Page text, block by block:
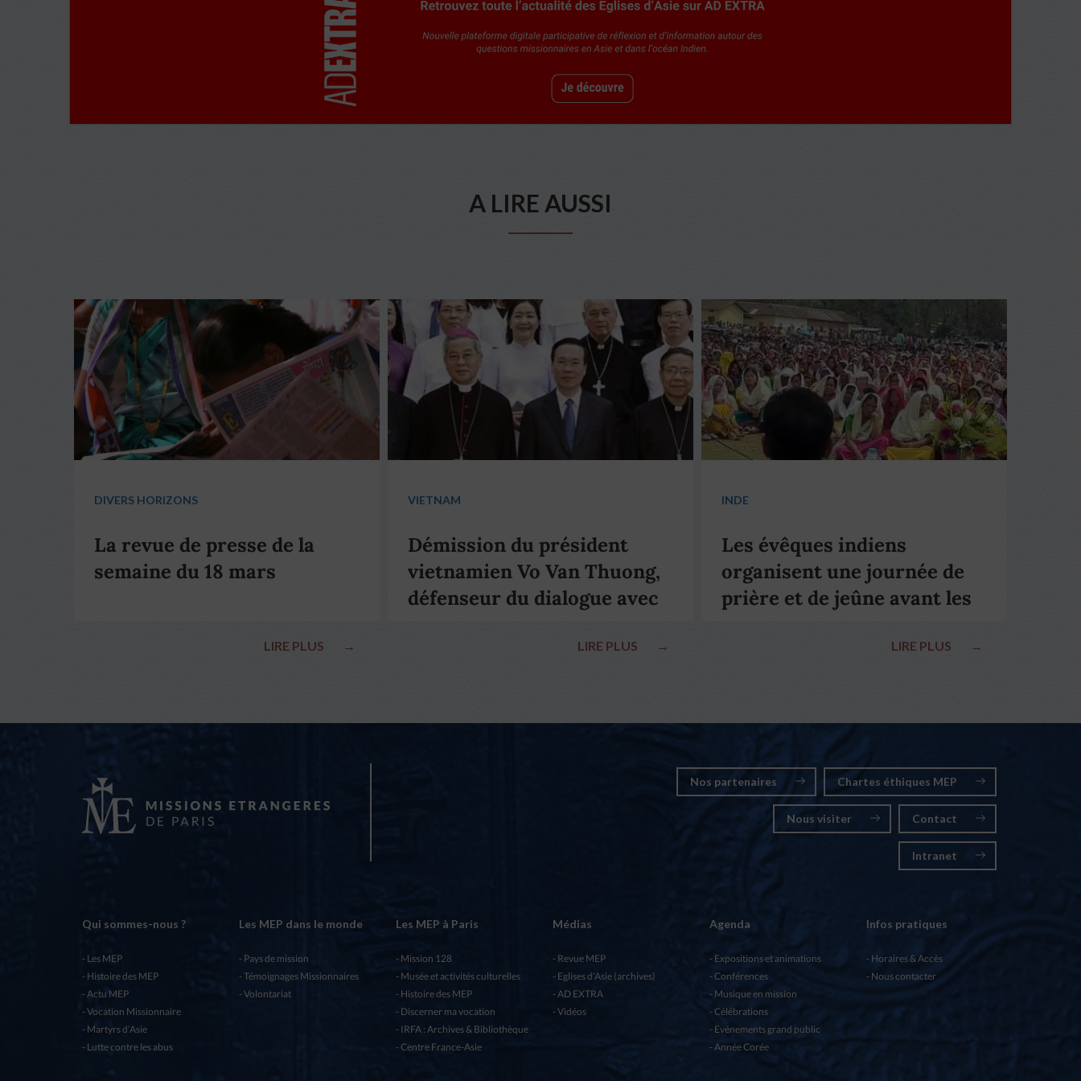
A LIRE AUSSI
DIVERS HORIZONS
La revue de presse de la
semaine du 18 mars
LIRE PLUS →
VIETNAM
Démission du président
vietnamien Vo Van Thuong,
défenseur du dialogue avec
LIRE PLUS →
INDE
Les évêques indiens
organisent une journée de
prière et de jeûne avant les
LIRE PLUS →
Nos partenaires Chartes éthiques MEP
Nous visiter Contact
Intranet
Qui sommes-nous ?
Les MEP
Histoire des MEP
Actu MEP
Vocation Missionnaire
Martyrs d’Asie
Lutte contre les abus
Les MEP dans le monde
Pays de mission
Témoignages Missionnaires
Volontariat
Les MEP à Paris
Mission 128
Musée et activités culturelles
Histoire des MEP
Discerner ma vocation
IRFA : Archives & Bibliothèque
Centre France-Asie
Médias
Revue MEP
Eglises d’Asie (archives)
AD EXTRA
Vidéos
Agenda
Expositions et animations
Conférences
Musique en mission
Célébrations
Evénements grand public
Année Corée
Infos pratiques
Horaires & Accès
Nous contacter